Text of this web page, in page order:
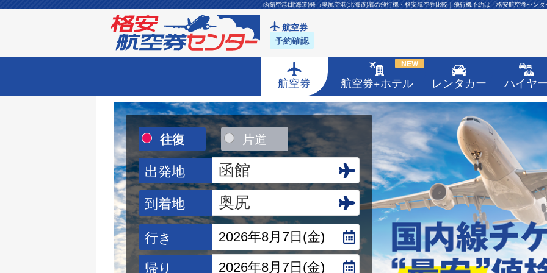
函館空港(北海道)発→奥尻空港(北海道)着の飛行機・格安航空券比較｜飛行機予約は「格安航空券センタ
航空券
予約確認
航空券 航空券+ホテル
NEW
レンタカー ハイヤ
往復 片道
出発地
到着地
行き
帰り